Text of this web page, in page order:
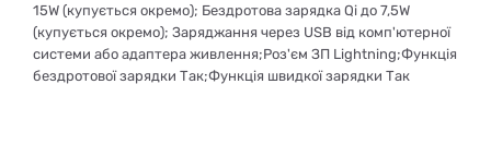
15W (купується окремо); Бездротова зарядка Qi до 7,5W
(купується окремо); Заряджання через USB від комп'ютерної
системи або адаптера живлення;Роз'єм ЗП Lightning;Функція
бездротової зарядки Так;Функція швидкої зарядки Так